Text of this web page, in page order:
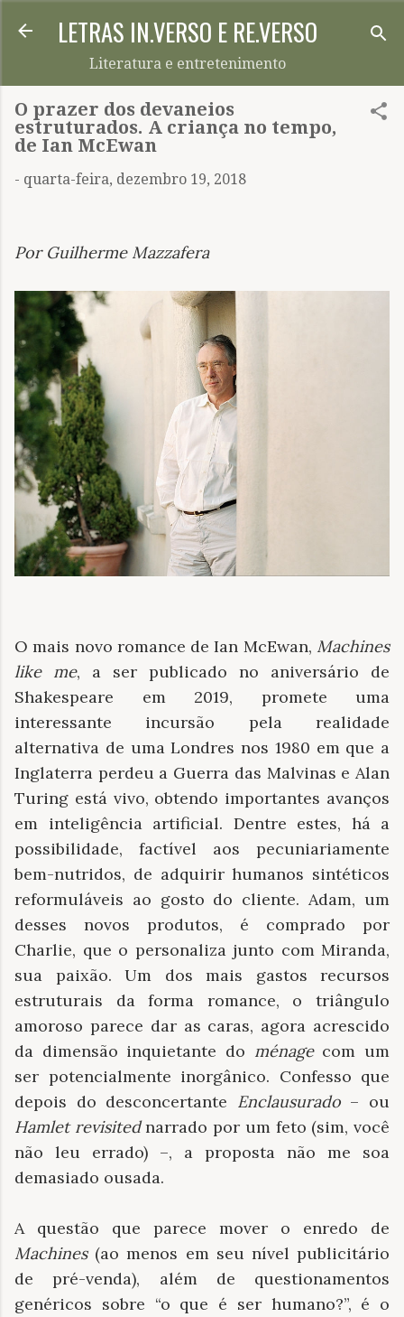
Pular para o conteúdo principal
LETRAS IN.VERSO E RE.VERSO
Literatura e entretenimento
O prazer dos devaneios
estruturados. A criança no tempo,
de Ian McEwan
- quarta-feira, dezembro 19, 2018
Por Guilherme Mazzafera
O mais novo romance de Ian McEwan, Machines
like me, a ser publicado no aniversário de
Shakespeare em 2019, promete uma
interessante incursão pela realidade
alternativa de uma Londres nos 1980 em que a
Inglaterra perdeu a Guerra das Malvinas e Alan
Turing está vivo, obtendo importantes avanços
em inteligência artificial. Dentre estes, há a
possibilidade, factível aos pecuniariamente
bem-nutridos, de adquirir humanos sintéticos
reformuláveis ao gosto do cliente. Adam, um
desses novos produtos, é comprado por
Charlie, que o personaliza junto com Miranda,
sua paixão. Um dos mais gastos recursos
estruturais da forma romance, o triângulo
amoroso parece dar as caras, agora acrescido
da dimensão inquietante do ménage com um
ser potencialmente inorgânico. Confesso que
depois do desconcertante Enclausurado – ou
Hamlet revisitednarrado por um feto (sim, você
não leu errado) –, a proposta não me soa
demasiado ousada.
A questão que parece mover o enredo de
Machines (ao menos em seu nível publicitário
de pré-venda), além de questionamentos
genéricos sobre “o que é ser humano?”, é o